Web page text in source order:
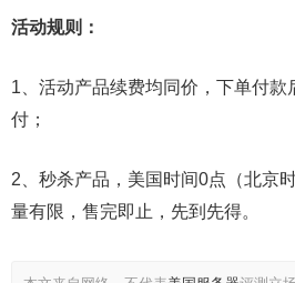
活动规则：
1、活动产品续费均同价，下单付款
付；
2、秒杀产品，美国时间0点（北京
量有限，售完即止，先到先得。